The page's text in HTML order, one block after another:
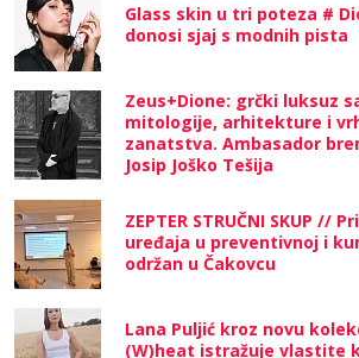
Glass skin u tri poteza #
donosi sjaj s modnih pista
Zeus+Dione: grčki luksuz
mitologije, arhitekture i
zanatstva. Ambasador
Josip Joško Tešija
ZEPTER STRUČNI SKUP //
uređaja u preventivnoj i
održan u Čakovcu
Lana Puljić kroz novu
(W)heat istražuje vlastite